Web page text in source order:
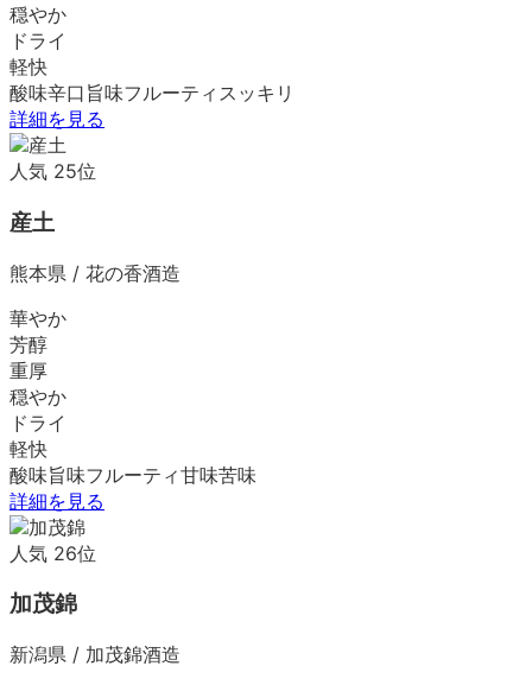
穏やか
ドライ
軽快
酸味辛口 旨味フルーティ スッキリ
詳細を見る
人気 25位
産土
熊本県 / 花の香酒造
華やか
芳醇
重厚
穏やか
ドライ
軽快
酸味旨味フルーティ甘味苦味
詳細を見る
人気 26位
加茂錦
新潟県 / 加茂錦酒造